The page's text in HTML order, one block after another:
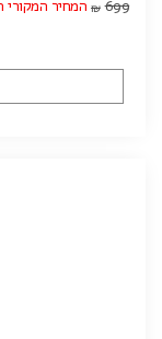
₪ 699 המחיר המקורי היה: